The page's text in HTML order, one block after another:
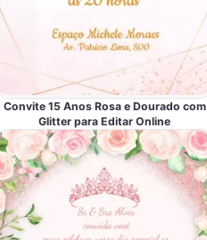
Convite 15 Anos Rosa e Dourado com
Glitter para Editar Online